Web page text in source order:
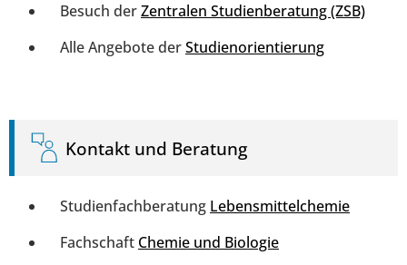
Besuch derZentralen Studienberatung (ZSB)
Alle Angebote derStudienorientierung
Kontakt und Beratung
Studienfachberatung Lebensmittelchemie
Fachschaft Chemie und Biologie